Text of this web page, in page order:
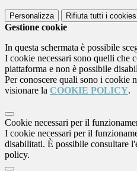
Personalizza Rifiuta tutti i cookies
Gestione cookie
In questa schermata è possibile
I cookie necessari sono quelli che
piattaforma e non è possibile
Per conoscere quali sono i cookie
visionare la COOKIE POLICY.
Cookie necessari per il
I cookie necessari per il
disabilitati. È possibile consultare
policy.